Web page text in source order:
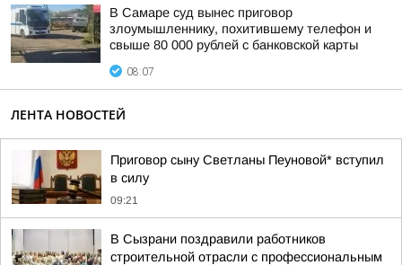
В Самаре суд вынес приговор
злоумышленнику, похитившему телефон и
свыше 80 000 рублей с банковской карты
08:07
ЛЕНТА НОВОСТЕЙ
Приговор сыну Светланы Пеуновой* вступил
в силу
09:21
В Сызрани поздравили работников
строительной отрасли с профессиональным